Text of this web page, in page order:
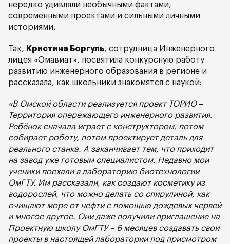
нередко удивляли необычными фактами,
современными проектами и сильными личными
историями.
Так, Кристина Боргуль, сотрудница Инженерного
лицея «Омавиат», посвятила конкурсную работу
развитию инженерного образования в регионе и
рассказала, как школьники знакомятся с наукой:
«В Омской области реализуется проект ТОРИО –
Территория опережающего инженерного развития.
Ребёнок сначала играет с конструктором, потом
собирает роботу, потом проектирует деталь для
реального станка. А заканчивает тем, что приходит
на завод уже готовым специалистом. Недавно мои
ученики поехали в лабораторию биотехнологии
ОмГТУ. Им рассказали, как создают косметику из
водорослей, что можно делать со спирулиной, как
очищают море от нефти с помощью дождевых червей
и многое другое. Они даже получили приглашение на
Проектную школу ОмГТУ – 6 месяцев создавать свои
проекты в настоящей лаборатории под присмотром